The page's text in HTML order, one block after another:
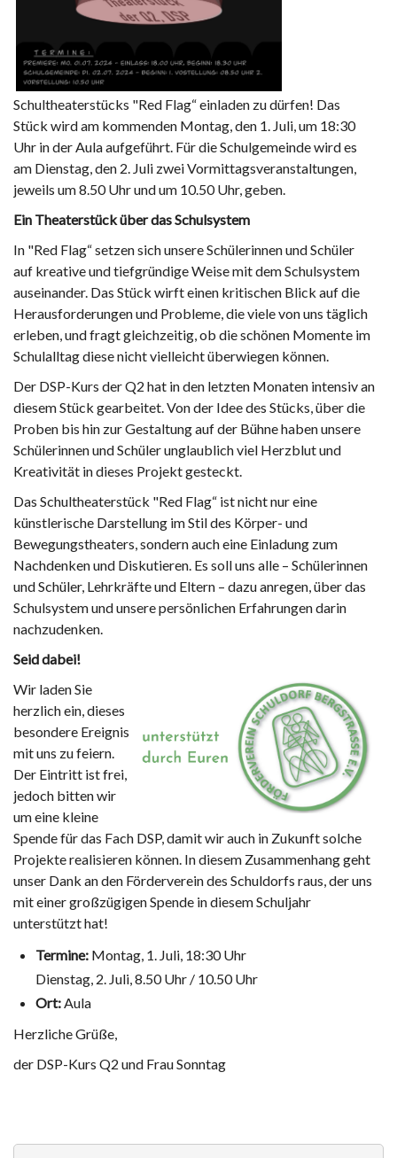
Schultheaterstücks "Red Flag“ einladen zu dürfen! Das
Stück wird am kommenden Montag, den 1. Juli, um 18:30
Uhr in der Aula aufgeführt. Für die Schulgemeinde wird es
am Dienstag, den 2. Juli zwei Vormittagsveranstaltungen,
jeweils um 8.50 Uhr und um 10.50 Uhr, geben.
Ein Theaterstück über das Schulsystem
In "Red Flag“ setzen sich unsere Schülerinnen und Schüler
auf kreative und tiefgründige Weise mit dem Schulsystem
auseinander. Das Stück wirft einen kritischen Blick auf die
Herausforderungen und Probleme, die viele von uns täglich
erleben, und fragt gleichzeitig, ob die schönen Momente im
Schulalltag diese nicht vielleicht überwiegen können.
Der DSP-Kurs der Q2 hat in den letzten Monaten intensiv an
diesem Stück gearbeitet. Von der Idee des Stücks, über die
Proben bis hin zur Gestaltung auf der Bühne haben unsere
Schülerinnen und Schüler unglaublich viel Herzblut und
Kreativität in dieses Projekt gesteckt.
Das Schultheaterstück "Red Flag“ ist nicht nur eine
künstlerische Darstellung im Stil des Körper- und
Bewegungstheaters, sondern auch eine Einladung zum
Nachdenken und Diskutieren. Es soll uns alle – Schülerinnen
und Schüler, Lehrkräfte und Eltern – dazu anregen, über das
Schulsystem und unsere persönlichen Erfahrungen darin
nachzudenken.
Seid dabei!
Wir laden Sie
herzlich ein, dieses
besondere Ereignis
mit uns zu feiern.
Der Eintritt ist frei,
jedoch bitten wir
um eine kleine
Spende für das Fach DSP, damit wir auch in Zukunft solche
Projekte realisieren können. In diesem Zusammenhang geht
unser Dank an den Förderverein des Schuldorfs raus, der uns
mit einer großzügigen Spende in diesem Schuljahr
unterstützt hat!
Termine: Montag, 1. Juli, 18:30 Uhr
Dienstag, 2. Juli, 8.50 Uhr / 10.50 Uhr
Ort: Aula
Herzliche Grüße,
der DSP-Kurs Q2 und Frau Sonntag